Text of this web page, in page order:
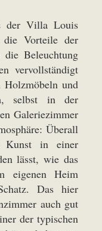
der Villa Louis
die Vorteile der
die Beleuchtung
vervollständigt
Holzmöbeln und
selbst in der
Galeriezimmer
Überall
Kunst in einer
lässt, wie das
eigenen Heim
Das hier
auch gut
der typischen